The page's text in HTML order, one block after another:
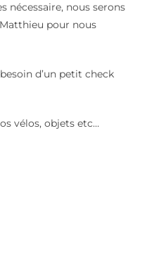
nécessaire, nous serons
pour nous
d’un petit check
vélos, objets etc…